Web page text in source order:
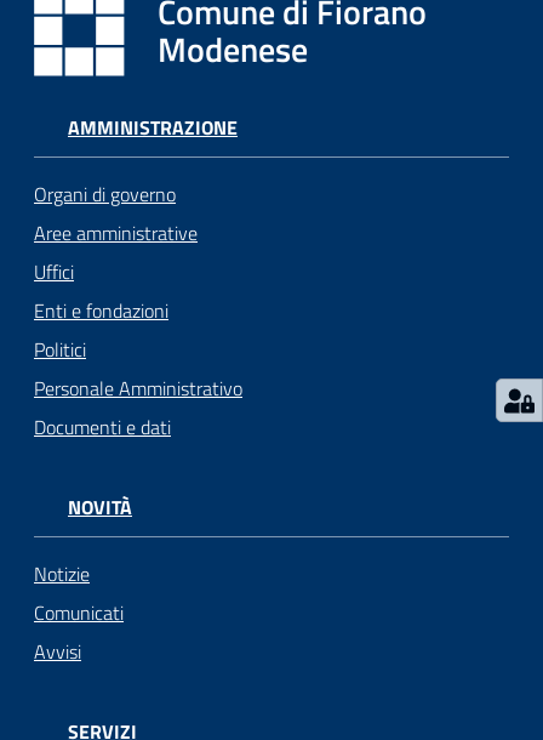
o
u
r
m
o
Tutti
Seguici
su
Comune di Fiorano
Modenese
AMMINISTRAZIONE
Organi di governo
Aree amministrative
Uffici
Enti e fondazioni
Politici
Personale Amministrativo
Documenti e dati
NOVITÀ
Notizie
Comunicati
Avvisi
SERVIZI